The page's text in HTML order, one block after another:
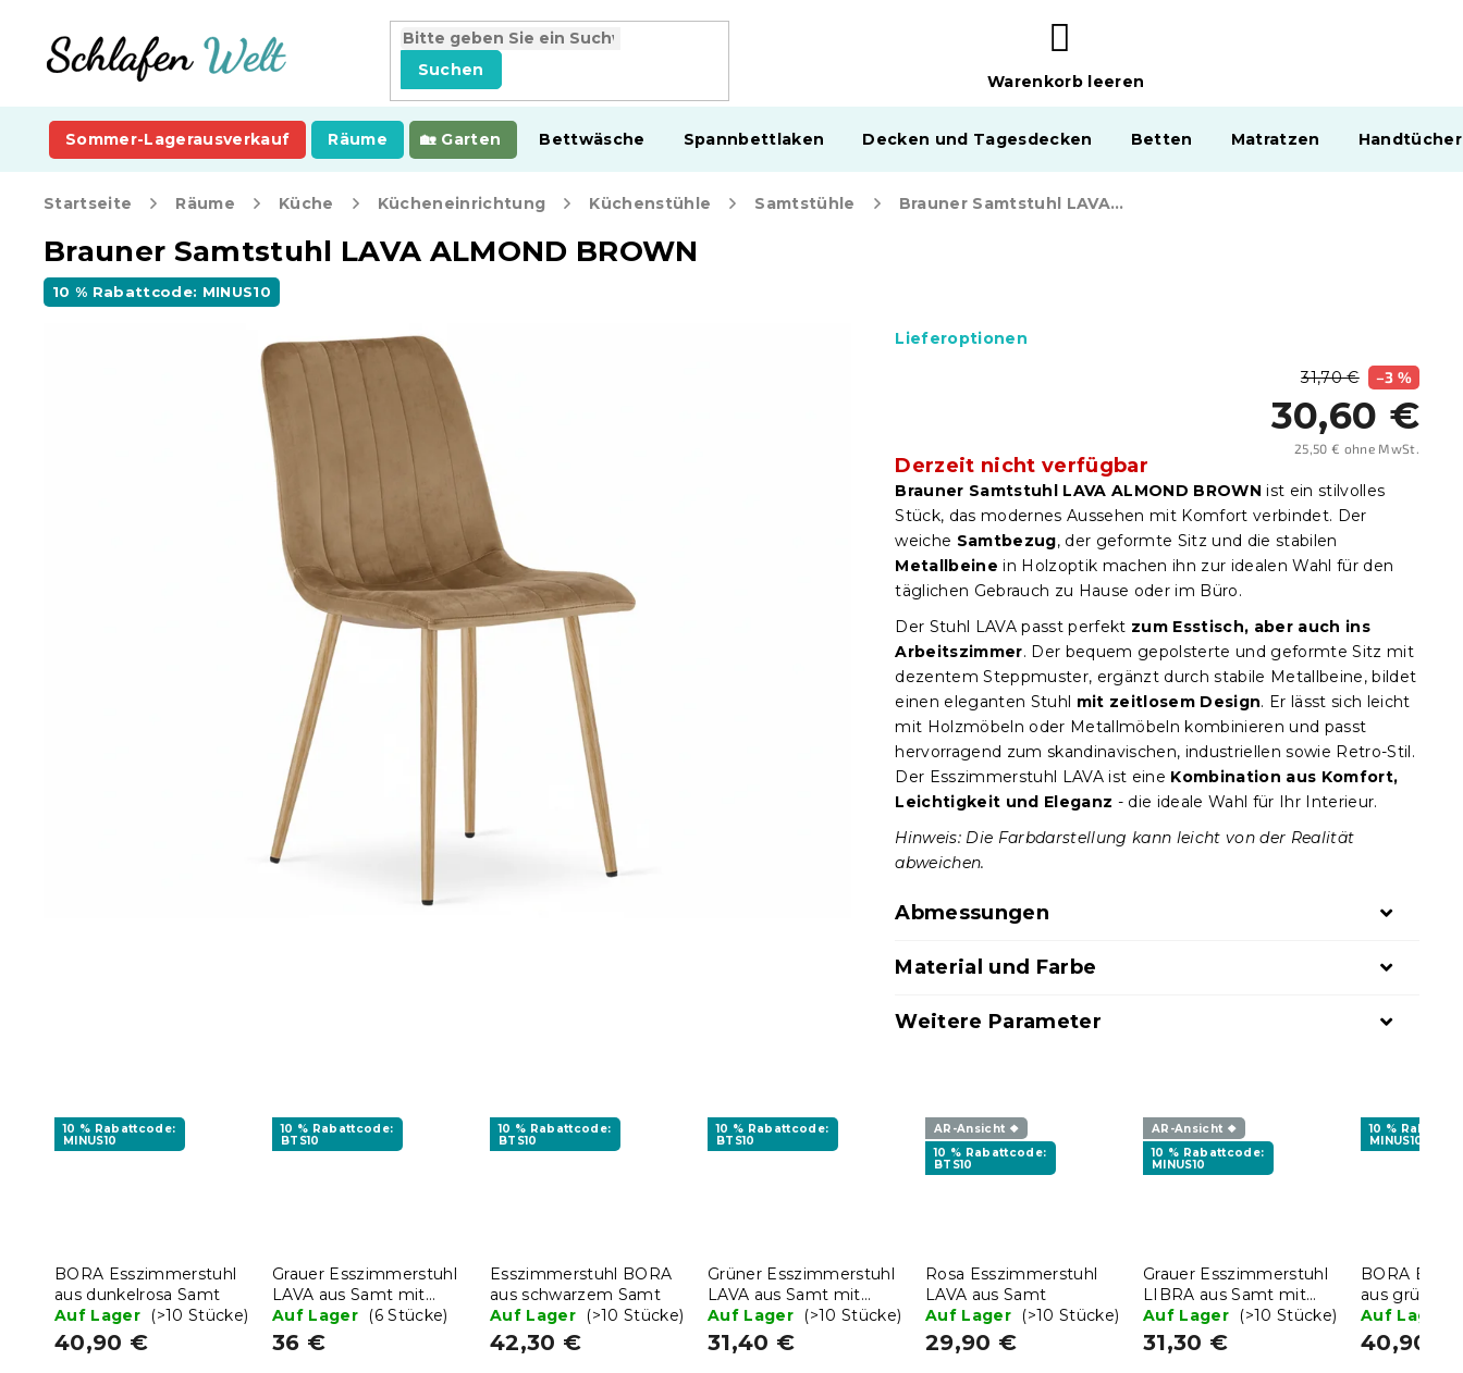
springen
Suchen
WARENKORB
Warenkorb leeren
Sommer-Lagerausverkauf Räume Garten Bettwäsche Spannbettlaken Decken und Tagesdecken Betten Matratzen
Startseite Räume Küche Kücheneinrichtung Küchenstühle Samtstühle Brauner Samtstuhl LAVA ALMOND BROWN
Brauner Samtstuhl LAVA ALMOND BROWN
10 % Rabattcode: MINUS10
31,70 € –3 %
30,60 €
25,50 € ohne MwSt.
Derzeit nicht verfügbar
Lieferoptionen
Brauner Samtstuhl LAVA ALMOND BROWN ist ein stilvolles
Stück, das modernes Aussehen mit Komfort verbindet. Der
weiche Samtbezug, der geformte Sitz und die stabilen
Metallbeine in Holzoptik machen ihn zur idealen Wahl für den
täglichen Gebrauch zu Hause oder im Büro.
Der Stuhl LAVA passt perfekt zum Esstisch, aber auch ins
Arbeitszimmer. Der bequem gepolsterte und geformte Sitz mit
dezentem Steppmuster, ergänzt durch stabile Metallbeine, bildet
einen eleganten Stuhl mit zeitlosem Design. Er lässt sich leicht
mit Holzmöbeln oder Metallmöbeln kombinieren und passt
hervorragend zum skandinavischen, industriellen sowie Retro-Stil.
Der Esszimmerstuhl LAVA ist eine Kombination aus Komfort,
Leichtigkeit und Eleganz - die ideale Wahl für Ihr Interieur.
Hinweis: Die Farbdarstellung kann leicht von der Realität
abweichen.
Abmessungen
Material und Farbe
Weitere Parameter
10 % Rabattcode:
MINUS10
BORA Esszimmerstuhl
aus dunkelrosa Samt
Auf Lager
(>10 Stücke)
40,90 €
10 % Rabattcode:
BTS10
Grauer Esszimmerstuhl
LAVA aus Samt mit
schwarzen Beinen
Auf Lager (6 Stücke)
36 €
10 % Rabattcode:
BTS10
Esszimmerstuhl BORA
aus schwarzem Samt
Auf Lager
(>10 Stücke)
42,30 €
10 % Rabattcode:
BTS10
Grüner Esszimmerstuhl
LAVA aus Samt mit
schwarzen Beinen
Auf Lager (>10 Stücke)
31,40 €
AR-Ansicht ❖
10 % Rabattcode:
BTS10
Rosa Esszimmerstuhl
LAVA aus Samt
Auf Lager
(>10 Stücke)
29,90 €
AR-Ansicht ❖
10 % Rabattcode:
MINUS10
Grauer Esszimmerstuhl
LIBRA aus Samt mit
schwarzen Beinen
Auf Lager (>10 Stücke)
31,30 €
10 %
MINUS10
BORA
aus grünem
Auf Lager
40,90 €